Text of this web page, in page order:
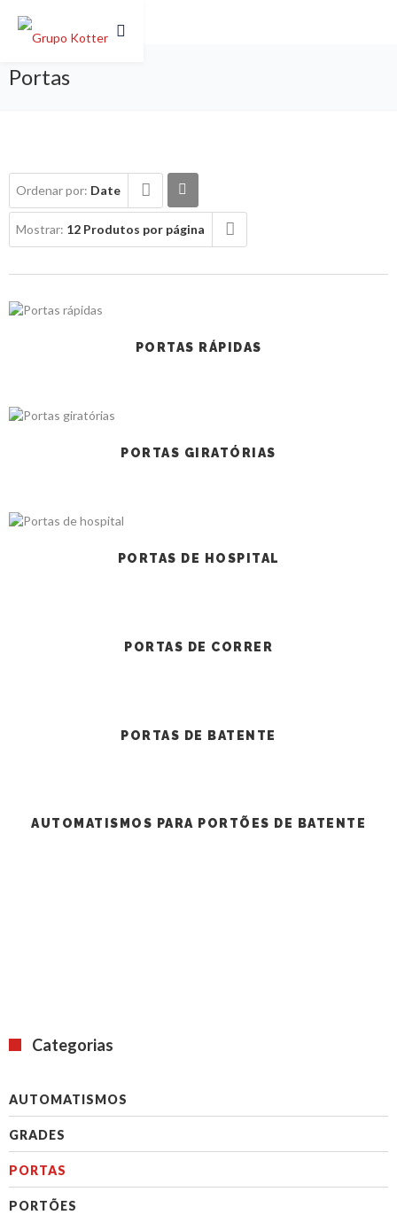
Portas
Ordenar por: Date
Mostrar: 12 Produtos por página
PORTAS RÁPIDAS
PORTAS GIRATÓRIAS
PORTAS DE HOSPITAL
PORTAS DE CORRER
PORTAS DE BATENTE
AUTOMATISMOS PARA PORTÕES DE BATENTE
Categorias
AUTOMATISMOS
GRADES
PORTAS
PORTÕES